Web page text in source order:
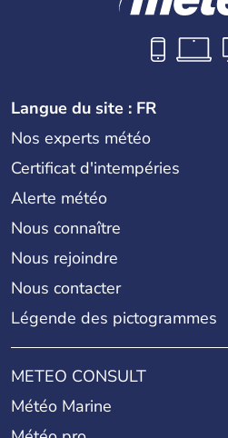
Langue du site : FR
Nos experts météo
Certificat d'intempéries
Alerte météo
Nous connaître
Nous rejoindre
Nous contacter
Légende des pictogrammes
METEO CONSULT
Météo Marine